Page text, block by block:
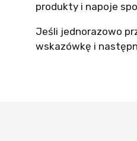
produkty i napoje
Jeśli jednorazowo
wskazówkę i